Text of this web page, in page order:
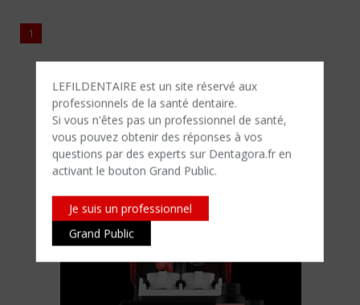
LEFILDENTAIRE est un site réservé aux
professionnels de la santé dentaire.
Si vous n'êtes​ pas un professionnel de santé,
vous pouvez obtenir des réponses à vos
questions par des experts sur Dentagora.fr en
activant le bouton Grand Public.
Je suis un professionnel
Grand Public
1